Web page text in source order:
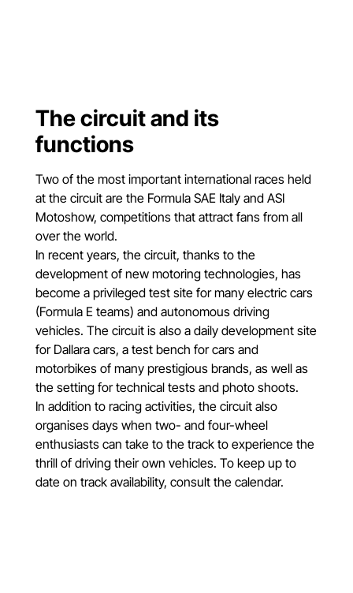
The circuit and its
functions
Two of the most important international races held
at the circuit are the Formula SAE Italy and ASI
Motoshow, competitions that attract fans from all
over the world.
In recent years, the circuit, thanks to the
development of new motoring technologies, has
become a privileged test site for many electric cars
(Formula E teams) and autonomous driving
vehicles. The circuit is also a daily development site
for Dallara cars, a test bench for cars and
motorbikes of many prestigious brands, as well as
the setting for technical tests and photo shoots.
In addition to racing activities, the circuit also
organises days when two- and four-wheel
enthusiasts can take to the track to experience the
thrill of driving their own vehicles. To keep up to
date on track availability, consult the calendar.